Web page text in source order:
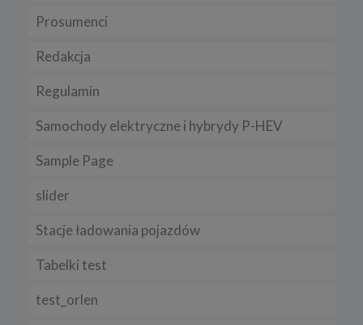
Prosumenci
Redakcja
Regulamin
Samochody elektryczne i hybrydy P-HEV
Sample Page
slider
Stacje ładowania pojazdów
Tabelki test
test_orlen